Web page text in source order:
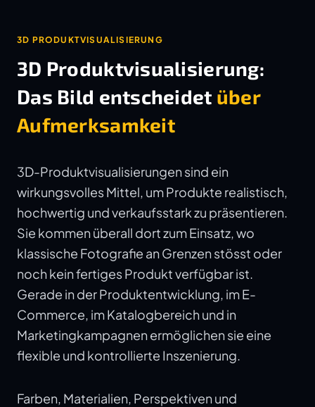
3D PRODUKTVISUALISIERUNG
3D Produktvisualisierung:
Das Bild entscheidet über
Aufmerksamkeit
3D-Produktvisualisierungen sind ein
wirkungsvolles Mittel, um Produkte realistisch,
hochwertig und verkaufsstark zu präsentieren.
Sie kommen überall dort zum Einsatz, wo
klassische Fotografie an Grenzen stösst oder
noch kein fertiges Produkt verfügbar ist.
Gerade in der Produktentwicklung, im E-
Commerce, im Katalogbereich und in
Marketingkampagnen ermöglichen sie eine
flexible und kontrollierte Inszenierung.
Farben, Materialien, Perspektiven und